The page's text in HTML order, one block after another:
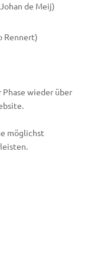
de Meij)
Rennert)
wieder über
möglichst